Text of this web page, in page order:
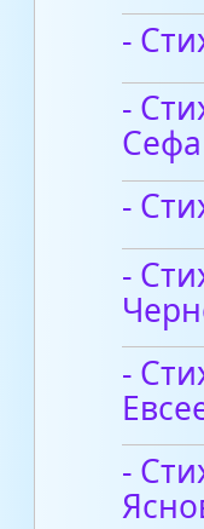
-
-
Сефа
-
-
-
-